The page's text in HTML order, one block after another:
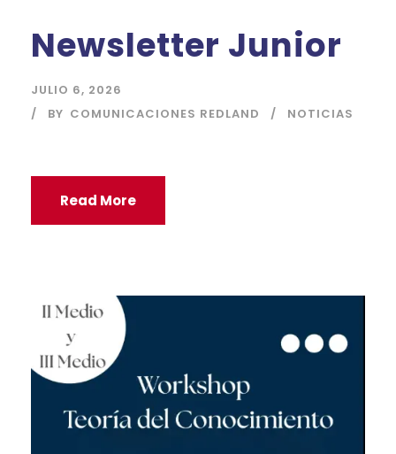
Newsletter Junior
JULIO 6, 2026
BY COMUNICACIONES REDLAND NOTICIAS
Read More